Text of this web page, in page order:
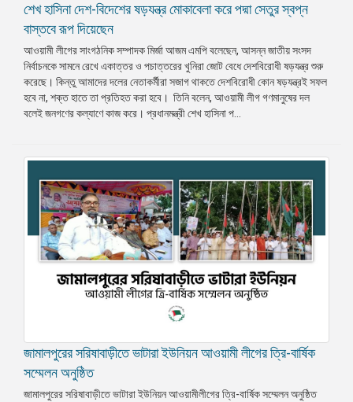
শেখ হাসিনা দেশ-বিদেশের ষড়যন্ত্র মোকাবেলা করে পদ্মা সেতুর স্বপ্ন
বাস্তবে রূপ দিয়েছেন
আওয়ামী লীগের সাংগঠনিক সম্পাদক মির্জা আজম এমপি বলেছেন, আসন্ন জাতীয় সংসদ
নির্বাচনকে সামনে রেখে একাত্তর ও পচাত্তরের খুনিরা জোট বেধে দেশবিরোধী ষড়যন্ত্র শুরু
করেছে। কিন্তু আমাদের দলের নেতাকর্মীরা সজাগ থাকতে দেশবিরোধী কোন ষড়যন্ত্রই সফল
হবে না, শক্ত হাতে তা প্রতিহত করা হবে। তিনি বলেন, আওয়ামী লীগ গণমানুষের দল
বলেই জনগণের কল্যাণে কাজ করে। প্রধানমন্ত্রী শেখ হাসিনা প...
জামালপুরের সরিষাবাড়ীতে ভাটারা ইউনিয়ন আওয়ামী লীগের ত্রি-বার্ষিক
সম্মেলন অনুষ্ঠিত
জামালপুরের সরিষাবাড়ীতে ভাটারা ইউনিয়ন আওয়ামীলীগের ত্রি-বার্ষিক সম্মেলন অনুষ্ঠিত